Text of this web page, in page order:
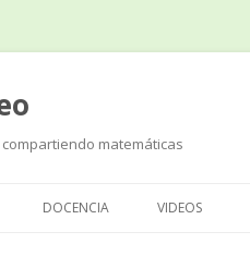
matemáticas
DOCENCIA VIDEOS